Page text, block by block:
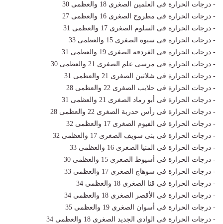
- درجات الحرارة فى العلمين الصغرى 18 والعظمى 30
- درجات الحرارة فى مطروح الصغرى 16 والعظمى 27
- درجات الحرارة فى السلوم الصغرى 17 والعظمى 31
- درجات الحرارة فى سيوة الصغرى 15 والعظمى 33
- درجات الحرارة فى الغردقة الصغرى 19 والعظمى 31
- درجات الحرارة فى مرسى علم الصغرى 21 والعظمى 30
- درجات الحرارة فى شلاتين الصغرى 21 والعظمى 31
- درجات الحرارة فى حلايب الصغرى 22 والعظمى 28
- درجات الحرارة فى أبو رماد الصغرى 21 والعظمى 31
- درجات الحرارة فى رأس حدربة الصغرى 22 والعظمى 28
- درجات الحرارة فى الفيوم الصغرى 17 والعظمى 32
- درجات الحرارة فى بنى سويف الصغرى 17 والعظمى 32
- درجات الحرارة فى المنيا الصغرى 16 والعظمى 33
- درجات الحرارة فى أسيوط الصغرى 15 والعظمى 30
- درجات الحرارة فى سوهاج الصغرى 17 والعظمى 33
- درجات الحرارة فى قنا الصغرى 18 والعظمى 34
- درجات الحرارة فى الأقصر الصغرى 18 والعظمى 34
- درجات الحرارة فى أسوان الصغرى 19 والعظمى 35
- درجات الحرارة فى الوادى الجديد الصغرى 18 والعظمى 34